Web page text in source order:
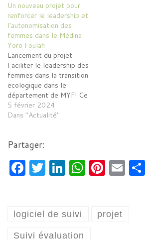
Un nouveau projet pour
renforcer le leadership et
l’autonomisation des
femmes dans le Médina
Yoro Foulah
Lancement du projet
Faciliter le leadership des
femmes dans la transition
ecologique dans le
département de MYF! Ce
mercredi 31 janvier 2024,
sous la présidence de Mr le
services techniques, l'ONG
Alianza por la Solidaridad
ont procédé au…
5 février 2024
Dans "Actualité"
Partager:
F
a
e
b
T
w
er
Li
n
e
dI
W
h
Pi
nt
es
E
m
logiciel de suivi projet
Suivi évaluation